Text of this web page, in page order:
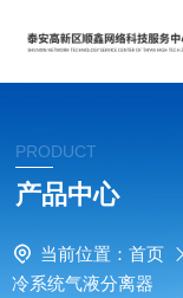
PRODUCT
产品中心
当前位置： 首页
冷系统气液分离器